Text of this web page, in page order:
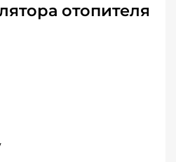
отопителя